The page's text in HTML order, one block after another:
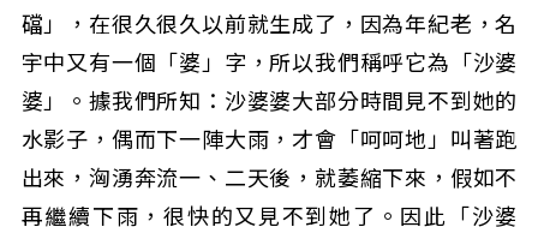
礑」，在很久很久以前就生成了，因為年紀老，名
宇中又有一個「婆」字，所以我們稱呼它為「沙婆
婆」。據我們所知：沙婆婆大部分時間見不到她的
水影子，偶而下一陣大雨，才會「呵呵地」叫著跑
出來，洶湧奔流一、二天後，就萎縮下來，假如不
再繼續下雨，很快的又見不到她了。因此「沙婆